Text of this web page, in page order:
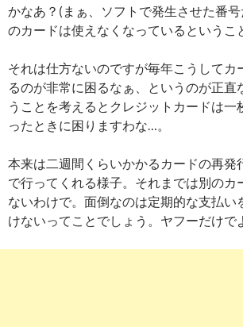
かなあ？(まぁ、ソフトで発生させた番
のカードは使えなくなっているというこ
それは仕方ないのですが毎年こうしてカ
るのが非常に困るなぁ、というのが正直
うことを考えるとクレジットカードは一
ったときに困りますわな…。
本来は二週間くらいかかるカードの再発
で行ってくれる様子。それまでは別のカ
ないわけで。面倒なのは定期的な支払い
けないってことでしょう。ヤフーだけで